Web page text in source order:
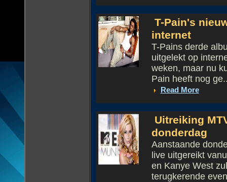
T-Pain's
internet
T-Pains derde
uitgelekt op
weken, maar nu
Pain heeft nog
Read More
Uitreiking
donderdag
Aanstaande
live uitgereikt
en Kanye West
terugkerende